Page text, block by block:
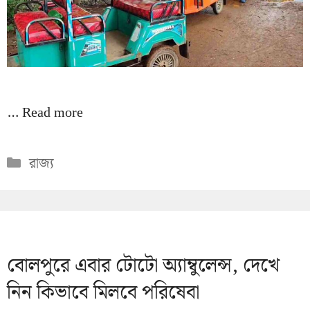
…Read more
Categories
রাজ্য
বোলপুরে এবার টোটো অ্যাম্বুলেন্স, দেখে
নিন কিভাবে মিলবে পরিষেবা